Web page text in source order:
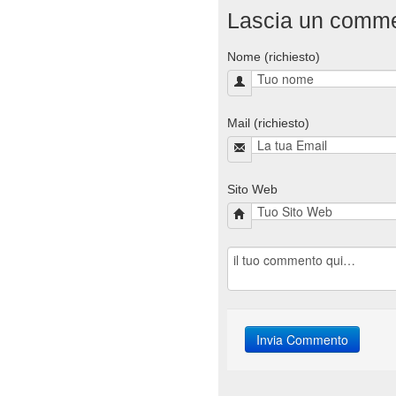
Lascia un
Nome (richiesto)
Mail (richiesto)
Sito Web